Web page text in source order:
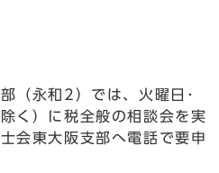
（永和2）では、火曜日･
く）に税全般の相談会を実
会東大阪支部へ電話で要申